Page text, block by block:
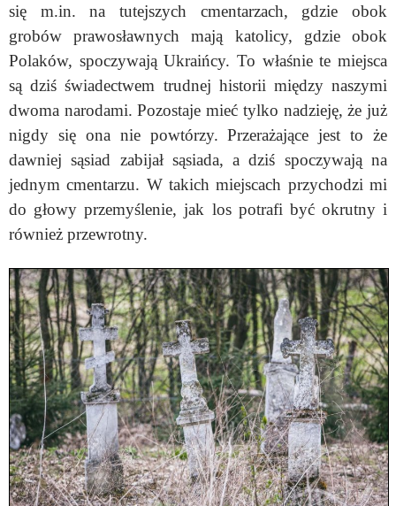
się m.in. na tutejszych cmentarzach, gdzie obok
grobów prawosławnych mają katolicy, gdzie obok
Polaków, spoczywają Ukraińcy. To właśnie te miejsca
są dziś świadectwem trudnej historii między naszymi
dwoma narodami. Pozostaje mieć tylko nadzieję, że już
nigdy się ona nie powtórzy. Przerażające jest to że
dawniej sąsiad zabijał sąsiada, a dziś spoczywają na
jednym cmentarzu. W takich miejscach przychodzi mi
do głowy przemyślenie, jak los potrafi być okrutny i
również przewrotny.